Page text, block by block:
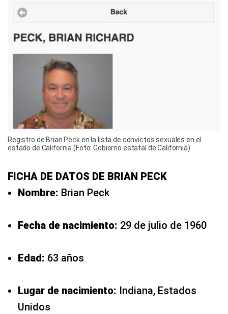
Registro de Brian Peck en la lista de convictos sexuales en el
estado de California (Foto: Gobierno estatal de California)
FICHA DE DATOS DE BRIAN PECK
Nombre: Brian Peck
Fecha de nacimiento: 29 de julio de 1960
Edad: 63 años
Lugar de nacimiento: Indiana, Estados
Unidos